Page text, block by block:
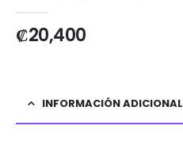
₡20,400
INFORMACIÓN ADICIONAL